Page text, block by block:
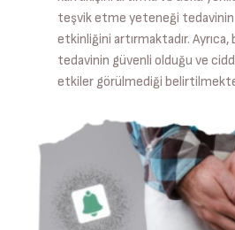
teşvik etme yeteneği tedavinin
etkinliğini artırmaktadır. Ayrıca,
tedavinin güvenli olduğu ve
etkiler görülmediği